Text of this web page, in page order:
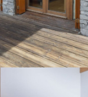
spots de ski